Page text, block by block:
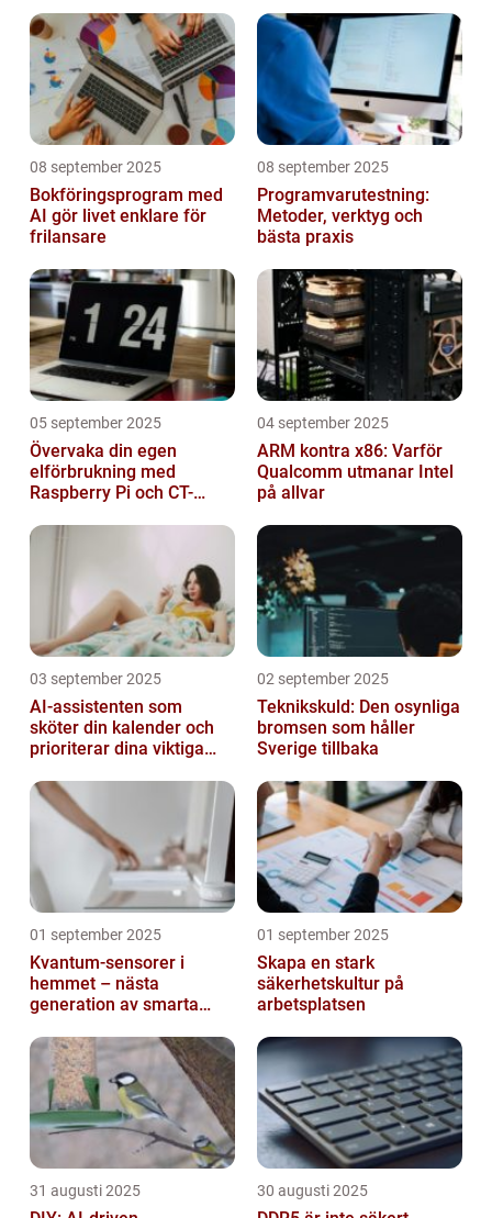
08 september 2025
Bokföringsprogram med
AI gör livet enklare för
frilansare
08 september 2025
Programvarutestning:
Metoder, verktyg och
bästa praxis
05 september 2025
Övervaka din egen
elförbrukning med
Raspberry Pi och CT-
04 september 2025
ARM kontra x86: Varför
Qualcomm utmanar Intel
på allvar
03 september 2025
AI-assistenten som
sköter din kalender och
prioriterar dina viktiga
02 september 2025
Teknikskuld: Den osynliga
bromsen som håller
Sverige tillbaka
01 september 2025
Kvantum-sensorer i
hemmet – nästa
generation av smarta
01 september 2025
Skapa en stark
säkerhetskultur på
arbetsplatsen
31 augusti 2025 30 augusti 2025